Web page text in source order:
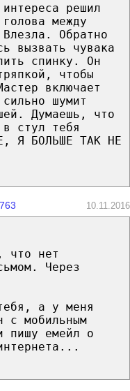
решил
между
Обратно
вызвать чувака
спинку. Он
чтобы
включает
шумит
Думаешь, что
стул тебя
Я БОЛЬШЕ ТАК НЕ
10.11.2016
что нет
Через
а у меня
с мобильным
пишу емейл о